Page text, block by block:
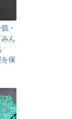
・
ん
を保